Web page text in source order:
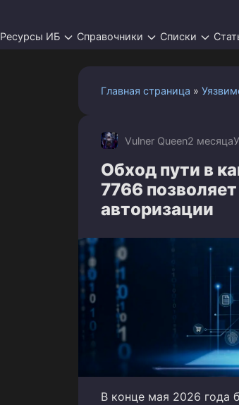
Ресурсы ИБ Справочники Списки
Главная страница »
Vulner Queen2 месяца
Обход пути в
7766
авторизации
В конце мая 2026 года